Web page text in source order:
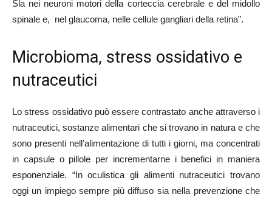
Sla nei neuroni motori della corteccia cerebrale e del midollo
spinale e, nel glaucoma, nelle cellule gangliari della retina”.
Microbioma, stress ossidativo e
nutraceutici
Lo stress ossidativo può essere contrastato anche attraverso i
nutraceutici, sostanze alimentari che si trovano in natura e che
sono presenti nell’alimentazione di tutti i giorni, ma concentrati
in capsule o pillole per incrementarne i benefici in maniera
esponenziale. “In oculistica gli alimenti nutraceutici trovano
oggi un impiego sempre più diffuso sia nella prevenzione che